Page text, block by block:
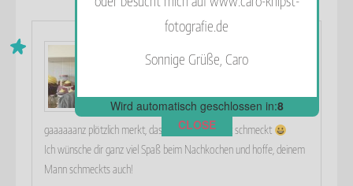
3. August 2015 um 8:25-Antworten
nicht während des genüsslichen Schlemmens
gaaaaaanz plötzlich merkt, dass das ja doch nicht schmeckt
Ich wünsche dir ganz viel Spaß beim Nachkochen und hoffe, deinem
Mann schmeckts auch!
Wird automatisch geschlossen in:6
fotografie.de
Sonnige Grüße, Caro
CLOSE